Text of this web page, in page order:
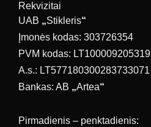
Rekvizitai
UAB „Stikleris“
Įmonės kodas: 303726354
PVM kodas: LT100009205319
A.s.: LT577180300283733071
Bankas: AB „Artea“
Pirmadienis – penktadienis: